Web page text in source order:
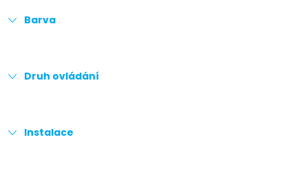
Barva
Druh ovládání
Instalace